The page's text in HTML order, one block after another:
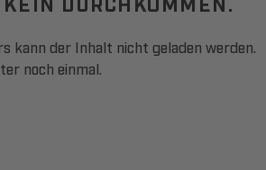
kann der Inhalt nicht geladen werden.
noch einmal.